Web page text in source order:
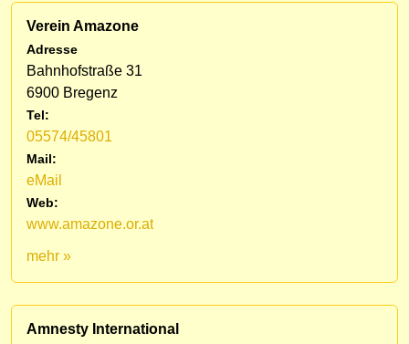
Verein Amazone
Adresse
Bahnhofstraße 31
6900 Bregenz
Tel:
05574/45801
Mail:
eMail
Web:
www.amazone.or.at
mehr »
Amnesty International